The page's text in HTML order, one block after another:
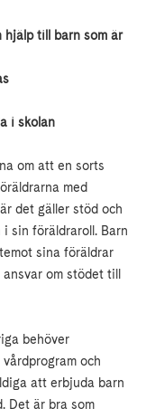
hjälp till barn som är
i skolan
om att en sorts
med
det gäller stöd och
sin föräldraroll. Barn
sina föräldrar
om stödet till
behöver
och
att erbjuda barn
Det är bra som